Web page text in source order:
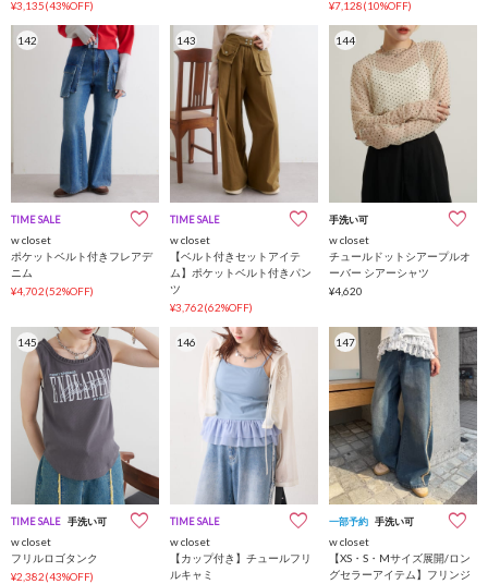
¥3,135(43%OFF)
¥7,128(10%OFF)
142
TIME SALE
w closet
ポケットベルト付きフレアデ
ニム
¥4,702(52%OFF)
143
TIME SALE
w closet
【ベルト付きセットアイテ
ム】ポケットベルト付きパン
ツ
¥3,762(62%OFF)
144
手洗い可
w closet
チュールドットシアープルオ
ーバー シアーシャツ
¥4,620
145
TIME SALE 手洗い可
w closet
フリルロゴタンク
¥2,382(43%OFF)
146
TIME SALE
w closet
【カップ付き】チュールフリ
ルキャミ
147
一部予約 手洗い可
w closet
【XS・S・Mサイズ展開/ロン
グセラーアイテム】フリンジ